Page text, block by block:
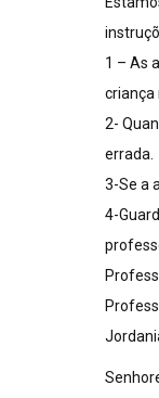
1 – As
criança
2-
errada.
3-Se a
4-